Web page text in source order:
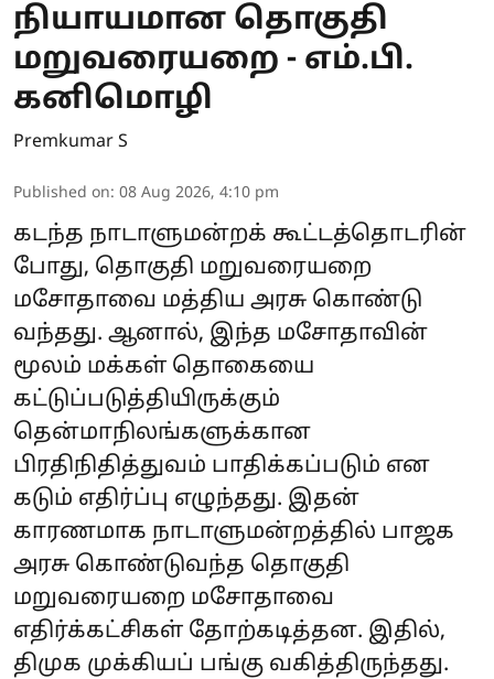
நியாயமான தொகுதி
மறுவரையறை - எம்.பி.
கனிமொழி
Premkumar S
Published on: 08 Aug 2026, 4:10 pm
கடந்த நாடாளுமன்றக் கூட்டத்தொடரின்
போது, தொகுதி மறுவரையறை
மசோதாவை மத்திய அரசு கொண்டு
வந்தது. ஆனால், இந்த மசோதாவின்
மூலம் மக்கள் தொகையை
கட்டுப்படுத்தியிருக்கும்
தென்மாநிலங்களுக்கான
பிரதிநிதித்துவம் பாதிக்கப்படும் என
கடும் எதிர்ப்பு எழுந்தது. இதன்
காரணமாக நாடாளுமன்றத்தில் பாஜக
அரசு கொண்டுவந்த தொகுதி
மறுவரையறை மசோதாவை
எதிர்க்கட்சிகள் தோற்கடித்தன. இதில்,
திமுக முக்கியப் பங்கு வகித்திருந்தது.